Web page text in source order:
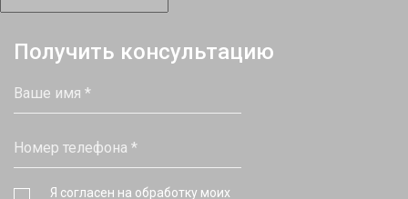
Получить консультацию
Я согласен на обработку моих